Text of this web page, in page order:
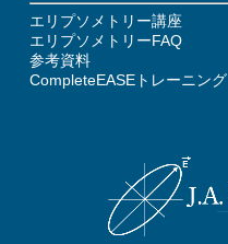
エリプソメトリー講座
エリプソメトリーFAQ
参考資料
CompleteEASEトレーニング